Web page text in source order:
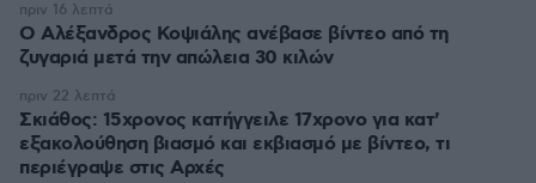
Ο Αλέξανδρος Κοψιάλης ανέβασε βίντεο από τη
ζυγαριά μετά την απώλεια 30 κιλών
πριν 16 λεπτά
Σκιάθος: 15χρονος κατήγγειλε 17χρονο για κατ'
εξακολούθηση βιασμό και εκβιασμό με βίντεο, τι
περιέγραψε στις Αρχές
πριν 22 λεπτά